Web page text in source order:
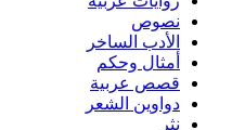
نصوص
الأدب الساخر
أمثال وحكم
قصص عربية
دواوين الشعر
نثر